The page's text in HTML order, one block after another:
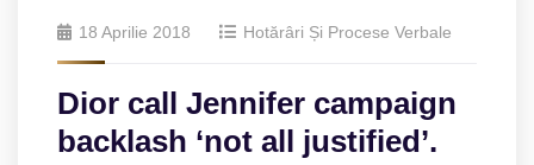
18 Aprilie 2018 Hotărâri Și Procese Verbale
Dior call Jennifer campaign
backlash ‘not all justified’.